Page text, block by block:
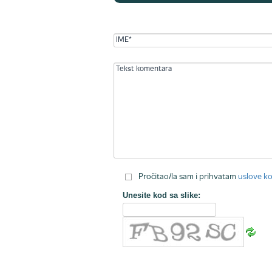
Pročitao/la sam i prihvatam uslove
Unesite kod sa slike: